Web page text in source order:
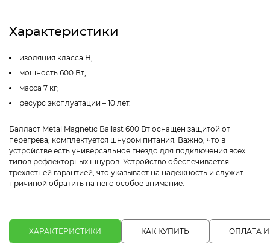
Характеристики
изоляция класса H;
мощность 600 Вт;
масса 7 кг;
ресурс эксплуатации – 10 лет.
Балласт Metal Magnetic Ballast 600 Вт оснащен защитой от
перегрева, комплектуется шнуром питания. Важно, что в
устройстве есть универсальное гнездо для подключения всех
типов рефлекторных шнуров. Устройство обеспечивается
трехлетней гарантией, что указывает на надежность и служит
причиной обратить на него особое внимание.
ХАРАКТЕРИСТИКИ КАК КУПИТЬ ОПЛАТА